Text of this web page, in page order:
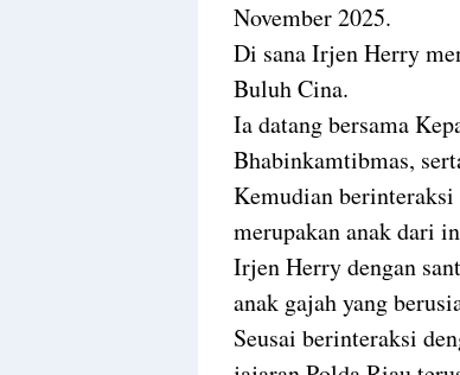
November 2025.
Di sana Irjen Herry
Buluh Cina.
Ia datang bersama
Bhabinkamtibmas,
Kemudian berinteraksi
merupakan anak dari
Irjen Herry dengan
anak gajah yang
Seusai berinteraksi